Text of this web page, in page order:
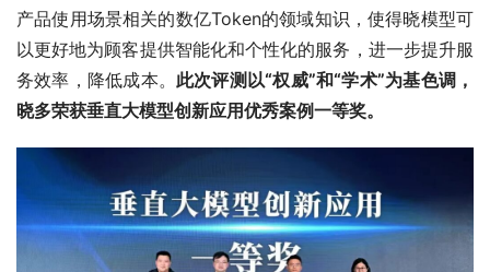
产品使用场景相关的数亿Token的领域知识，使得晓模型可
以更好地为顾客提供智能化和个性化的服务，进一步提升服
务效率，降低成本。 此次评测以“权威”和“学术”为基色调，
晓多荣获垂直大模型创新应用优秀案例一等奖。